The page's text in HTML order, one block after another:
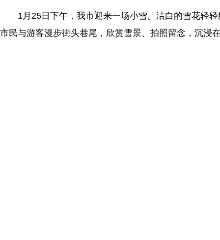
1月25日下午，我市迎来一场小雪。洁白的雪花轻轻
市民与游客漫步街头巷尾，欣赏雪景、拍照留念，沉浸